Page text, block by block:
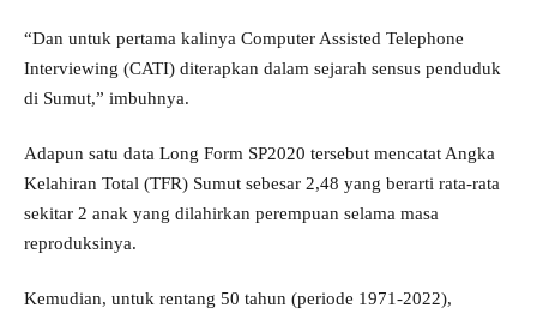
“Dan untuk pertama kalinya Computer Assisted Telephone
Interviewing (CATI) diterapkan dalam sejarah sensus penduduk
di Sumut,” imbuhnya.
Adapun satu data Long Form SP2020 tersebut mencatat Angka
Kelahiran Total (TFR) Sumut sebesar 2,48 yang berarti rata-rata
sekitar 2 anak yang dilahirkan perempuan selama masa
reproduksinya.
Kemudian, untuk rentang 50 tahun (periode 1971-2022),